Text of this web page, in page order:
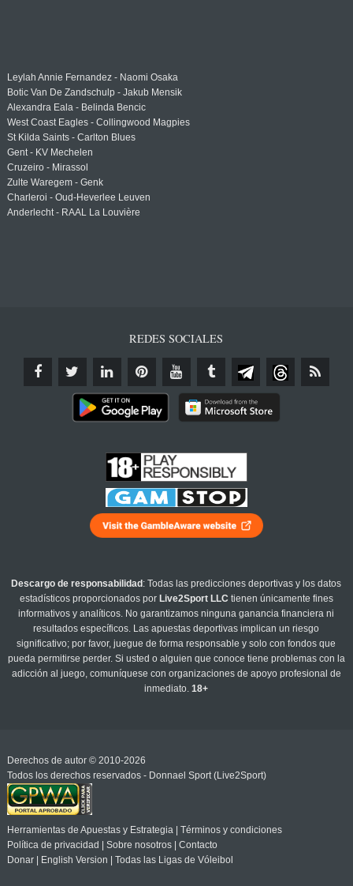
Leylah Annie Fernandez - Naomi Osaka
Botic Van De Zandschulp - Jakub Mensik
Alexandra Eala - Belinda Bencic
West Coast Eagles - Collingwood Magpies
St Kilda Saints - Carlton Blues
Gent - KV Mechelen
Cruzeiro - Mirassol
Zulte Waregem - Genk
Charleroi - Oud-Heverlee Leuven
Anderlecht - RAAL La Louvière
REDES SOCIALES
Descargo de responsabilidad : Todas las predicciones deportivas y los datos
estadísticos proporcionados por Live2Sport LLC tienen únicamente fines
informativos y analíticos. No garantizamos ninguna ganancia financiera ni
resultados específicos. Las apuestas deportivas implican un riesgo
significativo; por favor, juegue de forma responsable y solo con fondos que
pueda permitirse perder. Si usted o alguien que conoce tiene problemas con la
adicción al juego, comuníquese con organizaciones de apoyo profesional de
inmediato.18+
Derechos de autor © 2010-2026
Todos los derechos reservados - Donnael Sport (Live2Sport)
Herramientas de Apuestas y Estrategia| Términos y condiciones
Política de privacidad
Sobre nosotros| Contacto
Donar| English Version Todas las Ligas de Vóleibol